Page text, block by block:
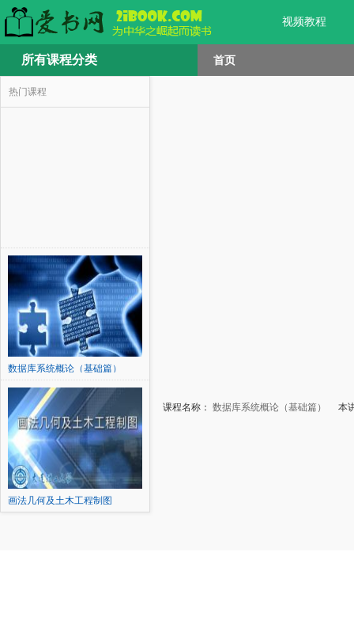
视频教程
所有课程分类 首页
热门课程
数据库系统概论（基础篇）
画法几何及土木工程制图
课程名称： 数据库系统概论（基础篇） 本讲